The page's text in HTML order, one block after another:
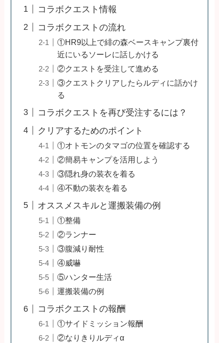
コラボクエスト情報
コラボクエストの流れ
①HR9以上で緋の森ベースキャンプ裏付
近にいるソーレに話しかける
②クエストを受注して進める
③クエストクリアしたらルディに話かけ
る
コラボクエストを再び受注するには？
クリアするためのポイント
①オトモンのタマゴの位置を確認する
②簡易キャンプを活用しよう
③隠れ身の装衣を着る
④不動の装衣を着る
オススメスキルと運搬装備の例
①整備
②ランナー
③腹減り耐性
④威嚇
⑤ハンター生活
運搬装備の例
コラボクエストの報酬
①サイドミッション報酬
②なりきりルディα